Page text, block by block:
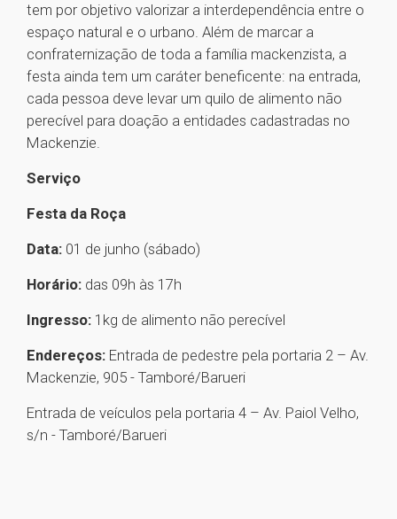
tem por objetivo valorizar a interdependência entre o
espaço natural e o urbano. Além de marcar a
confraternização de toda a família mackenzista, a
festa ainda tem um caráter beneficente: na entrada,
cada pessoa deve levar um quilo de alimento não
perecível para doação a entidades cadastradas no
Mackenzie.
Serviço
Festa da Roça
Data: 01 de junho (sábado)
Horário: das 09h às 17h
Ingresso: 1kg de alimento não perecível
Endereços: Entrada de pedestre pela portaria 2 – Av.
Mackenzie, 905 - Tamboré/Barueri
Entrada de veículos pela portaria 4 – Av. Paiol Velho,
s/n - Tamboré/Barueri